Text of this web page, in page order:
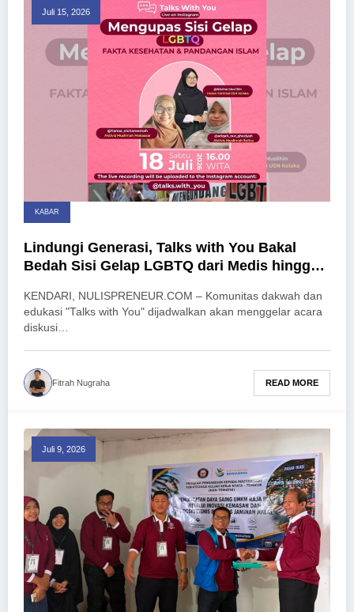
Juli 15, 2026
KABAR
Lindungi Generasi, Talks with You Bakal
Bedah Sisi Gelap LGBTQ dari Medis hingga
KENDARI, NULISPRENEUR.COM – Komunitas dakwah dan
edukasi "Talks with You" dijadwalkan akan menggelar acara
diskusi…
Fitrah Nugraha READ MORE
Juli 9, 2026